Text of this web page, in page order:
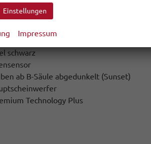
in Leder, beheizbar
7J x 18"" Ursa (schwarz )
schwarz
ab B-Säule abgedunkelt (Sunset)
Technology Plus
Einstellungen
Impressum